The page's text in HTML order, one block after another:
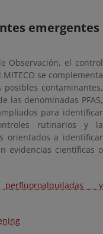
emergentes
Observación, el control
se complementa
contaminantes,
las denominadas PFAS,
para identificar
rutinarios y la
orientados a identificar
evidencias científicas o
y